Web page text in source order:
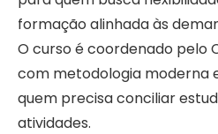
formação alinhada às
O curso é coordenado pelo
com metodologia moderna
quem precisa conciliar
atividades.